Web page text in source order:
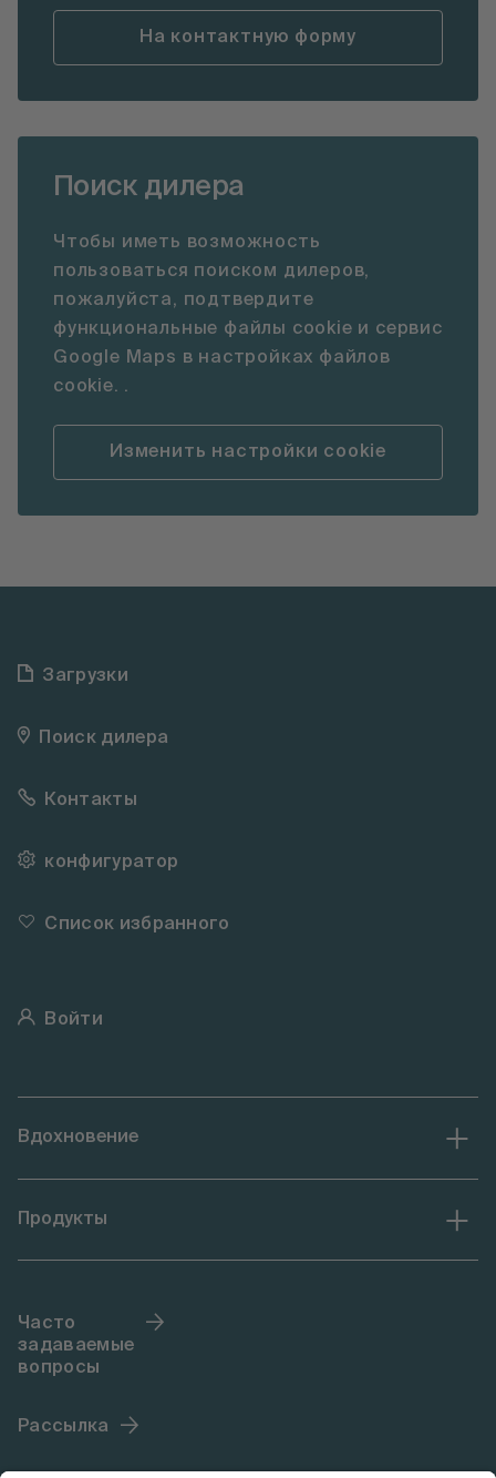
На контактную форму
Поиск дилера
Чтобы иметь возможность
пользоваться поиском дилеров,
пожалуйста, подтвердите
функциональные файлы cookie и сервис
Google Maps в настройках файлов
cookie. .
Изменить настройки cookie
Загрузки
Поиск дилера
Контакты
конфигуратор
Список избранного
Войти
Вдохновение
Продукты
Часто
задаваемые
вопросы
Рассылка